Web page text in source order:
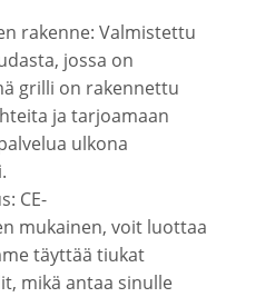
rakenne: Valmistettu
jossa on
grilli on rakennettu
ja tarjoamaan
ulkona
CE-
mukainen, voit luottaa
täyttää tiukat
mikä antaa sinulle